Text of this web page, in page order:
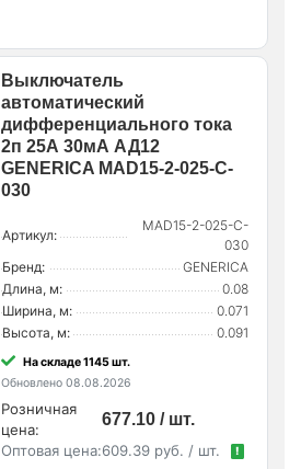
Выключатель
автоматический
дифференциального тока
2п 25А 30мА АД12
GENERICA MAD15-2-025-C-
030
Артикул:
MAD15-2-025-C-
030
Бренд:
GENERICA
Длина, м:
0.08
Ширина, м:
0.071
Высота, м:
0.091
На складе 1145 шт.
Обновлено 08.08.2026
Розничная
цена:
677.10 / шт.
Оптовая цена:609.39 руб. / шт. !